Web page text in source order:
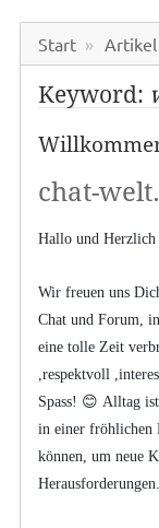
Start Artikel
Keyword:
chat-
Hallo und
Wir freuen uns
Chat und Forum,
eine tolle Zeit
,respektvoll
Spass! 😊 Alltag
in einer fröhlichen
können, um neue
Herausforderungen.